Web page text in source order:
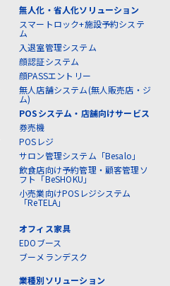
無人化・省人化ソリューション
スマートロック+施設予約システ
ム
入退室管理システム
顔認証システム
顔PASSエントリー
無人店舗システム(無人販売店・ジ
ム)
POSシステム・店舗向けサービス
券売機
POSレジ
サロン管理システム「Besalo」
飲食店向け予約管理・顧客管理ソ
フト「BeSHOKU」
小売業向けPOSレジシステム
「ReTELA」
オフィス家具
EDOブース
ブーメランデスク
業種別ソリューション